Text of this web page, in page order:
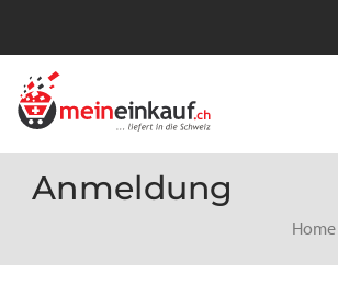
Anmeldung
Home